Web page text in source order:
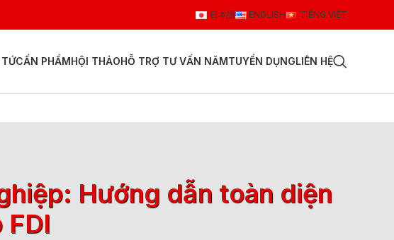
日本語 ENGLISH TIẾNG VIỆT
ẤN PHẨMHỘI THẢOHỖ TRỢ TƯ VẤN NĂMTUYỂN DỤNGLIÊN HỆ
Hướng dẫn toàn diện
FDI